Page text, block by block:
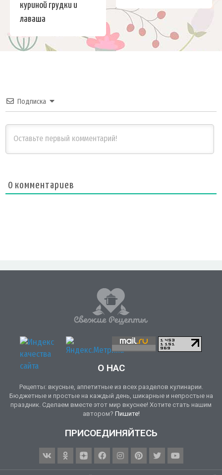
куриной грудки и
лаваша
Подписка
0 комментариев
О НАС
Рецепты: вкусные, аппетитные из всех разделов кулинарии.
Бюджетные и простые на каждый день, шикарные и непростые на
праздник. Сделаем вместе этот мир вкуснее! Хотите стать нашим
автором? Пишите!
ПРИСОЕДИНЯЙТЕСЬ